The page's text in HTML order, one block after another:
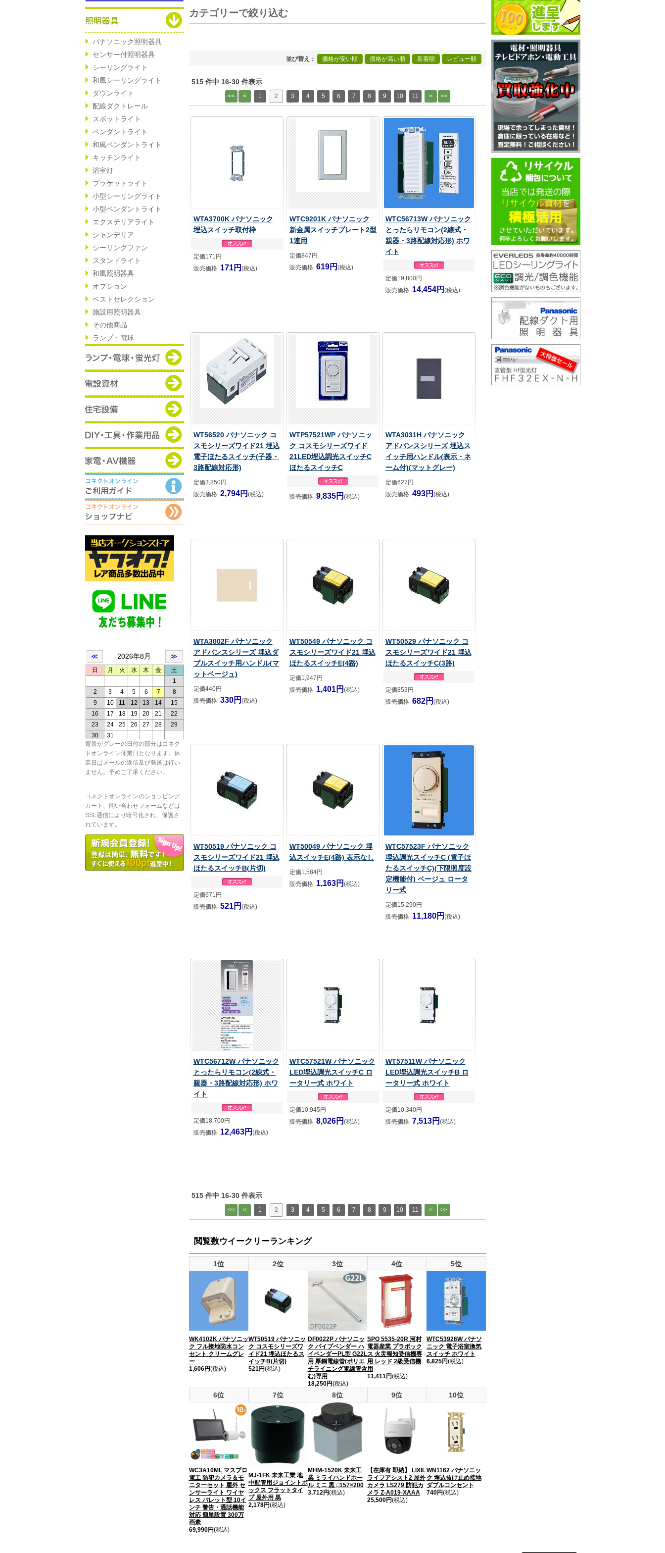
パナソニック照明器具
センサー付照明器具
シーリングライト
和風シーリングライト
ダウンライト
配線ダクトレール
スポットライト
ペンダントライト
和風ペンダントライト
キッチンライト
浴室灯
ブラケットライト
小型シーリングライト
小型ペンダントライト
エクステリアライト
シャンデリア
シーリングファン
スタンドライト
和風照明器具
オプション
ベストセレクション
施設用照明器具
その他商品
ランプ・電球
背景がグレーの日付の部分はコネク
トオンライン休業日となります。休
業日はメールの返信及び発送は行い
ません。予めご了承ください。
コネクトオンラインのショッピング
カート、問い合わせフォームなどは
SSL通信により暗号化され、保護さ
れています。
カテゴリーで絞り込む
並び替え 価格が安い順 価格が高い順 新着順 レビュー順
515 件中 16-30 件表示
1 2 3 4 5 6 7 8 9 10 11
WTA3700K パナソニック
埋込スイッチ取付枠
定価171円
販売価格 171円 (税込)
WTC9201K パナソニック
新金属スイッチプレート2型
1連用
定価847円
販売価格 619円 (税込)
WTC56713W パナソニック
とったらリモコン(2線式・
親器・3路配線対応形) ホワ
イト
定価19,800円
販売価格 14,454円 (税込)
WT56520 パナソニック コ
スモシリーズワイド21 埋込
電子ほたるスイッチ(子器・
3路配線対応形)
定価3,850円
販売価格 2,794円 (税込)
WTP57521WP パナソニッ
ク コスモシリーズワイド
21LED埋込調光スイッチC
ほたるスイッチC
販売価格 9,835円 (税込)
WTA3031H パナソニック
アドバンスシリーズ 埋込ス
イッチ用ハンドル(表示・ネ
ーム付)(マットグレー)
定価627円
販売価格 493円 (税込)
WTA3002F パナソニック
アドバンスシリーズ 埋込ダ
ブルスイッチ用ハンドル(マ
ットベージュ)
定価440円
販売価格 330円 (税込)
WT50549 パナソニック コ
スモシリーズワイド21 埋込
ほたるスイッチE(4路)
定価1,947円
販売価格 1,401円 (税込)
WT50529 パナソニック コ
スモシリーズワイド21 埋込
ほたるスイッチC(3路)
定価853円
販売価格 682円 (税込)
WT50519 パナソニック コ
スモシリーズワイド21 埋込
ほたるスイッチB(片切)
定価671円
販売価格 521円 (税込)
WT50049 パナソニック 埋
込スイッチE(4路) 表示なし
定価1,584円
販売価格 1,163円 (税込)
WTC57523F パナソニック
埋込調光スイッチC (電子ほ
たるスイッチC)(下限照度設
定機能付) ベージュ ロータ
リー式
定価15,290円
販売価格 11,180円 (税込)
WTC56712W パナソニック
とったらリモコン(2線式・
親器・3路配線対応形) ホワ
イト
定価18,700円
販売価格 12,463円 (税込)
WTC57521W パナソニック
LED埋込調光スイッチC ロ
ータリー式 ホワイト
定価10,945円
販売価格 8,026円 (税込)
WT57511W パナソニック
LED埋込調光スイッチB ロ
ータリー式 ホワイト
定価10,340円
販売価格 7,513円 (税込)
515 件中 16-30 件表示
1 2 3 4 5 6 7 8 9 10 11
閲覧数ウイークリーランキング
1位 2位 3位 4位 5位
WK4102K パナソニッ
ク フル接地防水コン
セント クリームグレ
ー
1,606円(税込)
WT50519 パナソニッ
ク コスモシリーズワ
イド21 埋込ほたるス
イッチB(片切)
521円(税込)
DF0022P パナソニッ
ク パイプベンダー ハ
イベンダーPL型 G22L
用 厚鋼電線管(ポリエ
チライニング電線管含
む)専用
18,250円(税込)
SPO 5535-20R 河村
電器産業 プラボック
ス 火災報知受信機専
用 レッド 2級受信機
用
11,411円(税込)
WTC53926W パナソ
ニック 電子浴室換気
スイッチ ホワイト
6,825円(税込)
6位 7位 8位 9位 10位
WC3A10ML マスプロ
電工 防犯カメラ＆モ
ニターセット 屋外 セ
ンサーライト ワイヤ
レス バレット型 10イ
ンチ 警告・通話機能
対応 簡単設置 300万
画素
69,990円(税込)
MJ-1FK 未来工業 地
中配管用ジョイントボ
ックス フラットタイ
プ 屋外用 黒
2,178円(税込)
MHM-1520K 未来工
業 ミライハンドホー
ル ミニ 黒 □157×200
3,712円(税込)
【在庫有 即納】 LIXIL
ライフアシスト2 屋外
カメラ LS279 防犯カ
メラ Z-A019-XAAA
25,500円(税込)
WN1162 パナソニッ
ク 埋込抜け止め接地
ダブルコンセント
740円(税込)